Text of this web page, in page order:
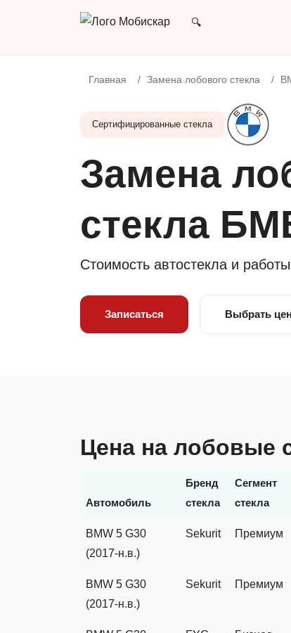
Главная Замена лобового стекла
Сертифицированные стекла
Замена
стекла
Стоимость автостекла и
Записаться Выбрать
Цена на лобовые
Автомобиль
Бренд
стекла
Сегмент
стекла
BMW 5 G30
(2017-н.в.)
Sekurit Премиум
BMW 5 G30
(2017-н.в.)
Sekurit Премиум